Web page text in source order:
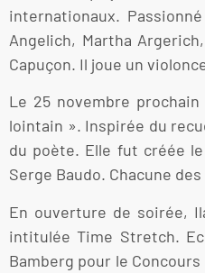
internationaux.
Angelich, Martha
Capuçon. Il joue un
Le 25 novembre
lointain ». Inspirée du
du poète. Elle fut créée le
Serge Baudo. Chacune
En ouverture de soirée,
intitulée Time Stretch.
Bamberg pour le